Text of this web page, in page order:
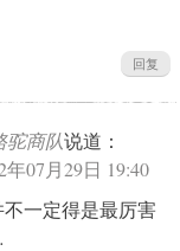
回复
驼商队说道：
年07月29日 19:40
一定得是最厉害